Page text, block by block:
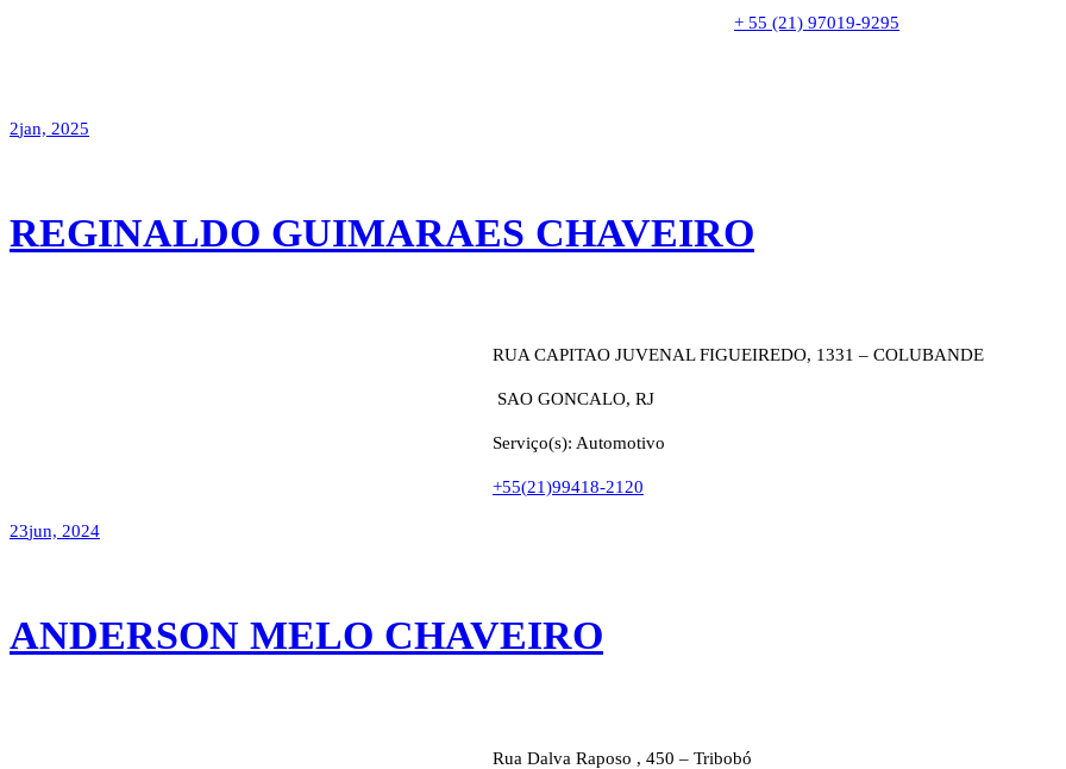
+ 55 (21) 97019-9295
2jan, 2025
REGINALDO GUIMARAES CHAVEIRO
RUA CAPITAO JUVENAL FIGUEIREDO, 1331 – COLUBANDE
SAO GONCALO, RJ
Serviço(s): Automotivo
+55(21)99418-2120
23jun, 2024
ANDERSON MELO CHAVEIRO
Rua Dalva Raposo , 450 – Tribobó